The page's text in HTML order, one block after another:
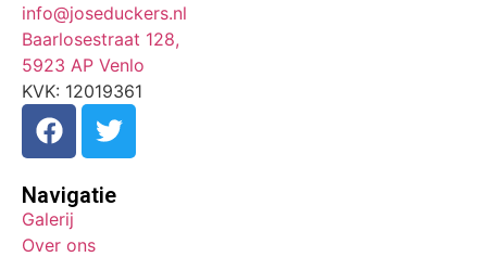
info@joseduckers.nl
Baarlosestraat 128,
5923 AP Venlo
KVK: 12019361
Navigatie
Galerij
Over ons